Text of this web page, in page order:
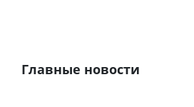
Главные новости